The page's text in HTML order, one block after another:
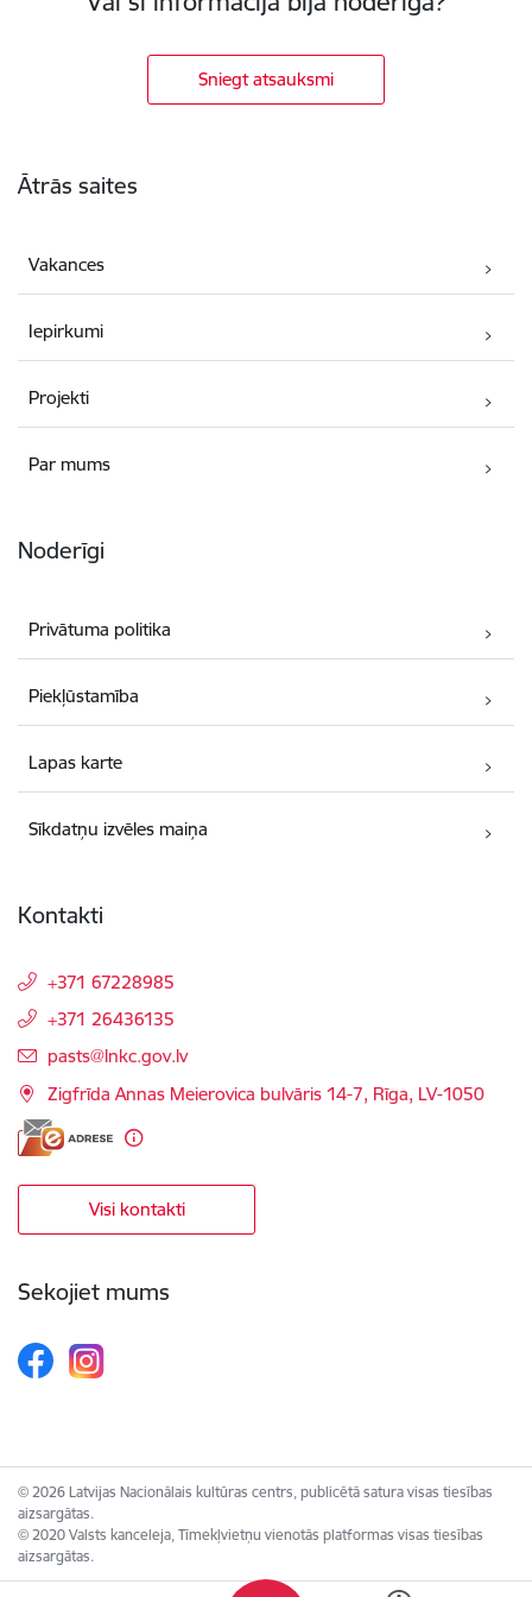
Sniegt atsauksmi
Ātrās saites
Vakances
Iepirkumi
Projekti
Par mums
Noderīgi
Privātuma politika
Piekļūstamība
Lapas karte
Sīkdatņu izvēles maiņa
Kontakti
+371 67228985
+371 26436135
E-pasts:
pasts@lnkc.gov.lv
Zigfrīda Annas Meierovica bulvāris 14-7, Rīga, LV-1050
Visi kontakti
Sekojiet mums
© 2026 Latvijas Nacionālais kultūras centrs, publicētā satura visas tiesības
aizsargātas.
© 2020 Valsts kanceleja, Tīmekļvietņu vienotās platformas visas tiesības
aizsargātas.